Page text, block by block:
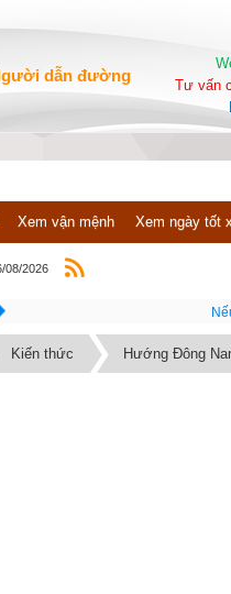
dẫn đường
Tư vấn
Xem vận mệnh Xem ngày tốt
08/2026
Kiến thức Hướng Đông